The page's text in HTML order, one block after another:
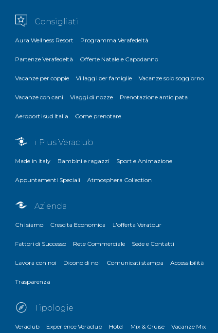
Consigliati
Aura Wellness Resort Programma Verafedeltà
Partenze Verafedeltà Offerte Natale e Capodanno
Vacanze per coppie Villaggi per famiglie Vacanze solo soggiorno
Vacanze con cani Viaggi di nozze Prenotazione anticipata
Aeroporti sud Italia Come prenotare
i Plus Veraclub
Made in Italy Bambini e ragazzi Sport e Animazione
Appuntamenti Speciali Atmosphera Collection
Azienda
Chi siamo Crescita Economica L'offerta Veratour
Fattori di Successo Rete Commerciale Sede e Contatti
Lavora con noi Dicono di noi Comunicati stampa Accessibilità
Trasparenza
Tipologie
Veraclub Experience Veraclub Hotel Mix & Cruise Vacanze Mix